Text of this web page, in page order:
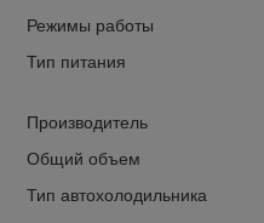
Режимы работы
Тип питания
Производитель
Общий объем
Тип автохолодильника